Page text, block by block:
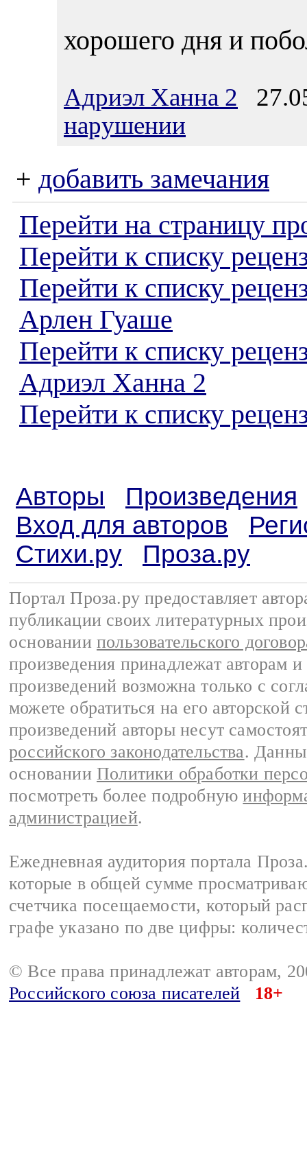
хорошего дня и
Адриэл Ханна 2
нарушении
+ добавить замечания
Перейти на страницу
Перейти к списку
Перейти к списку
Арлен Гуаше
Перейти к списку
Адриэл Ханна 2
Перейти к списку
Авторы
Произведения
Вход для авторов
Стихи.ру
Проза.ру
Портал Проза.ру предоставляет
публикации своих литературных
основании пользовательского
произведения принадлежат авторам
произведений возможна только с
можете обратиться на его авторской
произведений авторы несут
российского законодательства.
основании Политики обработки
посмотреть более подробную
администрацией.
Ежедневная аудитория портала
которые в общей сумме
счетчика посещаемости, который
графе указано по две цифры:
© Все права принадлежат авторам,
Российского союза писателей
18+